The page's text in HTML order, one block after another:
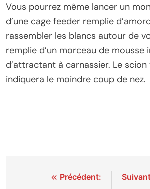
Vous pourrez même lancer un
d’une cage feeder remplie
rassembler les blancs autour de
remplie d’un morceau de mousse
d’attractant à carnassier. Le
indiquera le moindre coup de nez.
NavigationPrécédent: